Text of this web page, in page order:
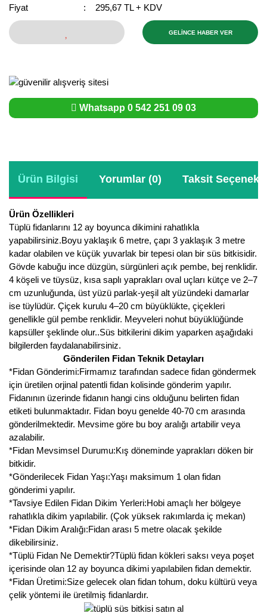
Fiyat
295,67 TL + KDV
GELİNCE HABER VER
Whatsapp 0 542 251 09 03
Ürün Bilgisi Yorumlar (0) Taksit
Ürün Özellikleri
Tüplü fidanlarını 12 ay boyunca dikimini rahatlıkla
yapabilirsiniz.Boyu yaklaşık 6 metre, çapı 3 yaklaşık 3 metre
kadar olabilen ve küçük yuvarlak bir tepesi olan bir süs bitkisidir.
Gövde kabuğu ince düzgün, sürgünleri açık pembe, bej renklidir.
4 köşeli ve tüysüz, kısa saplı yaprakları oval uçları kütçe ve 2–7
cm uzunluğunda, üst yüzü parlak-yeşil alt yüzündeki damarlar
ise tüylüdür. Çiçek kurulu 4–20 cm büyüklükte, çiçekleri
genellikle gül pembe renklidir. Meyveleri nohut büyüklüğünde
kapsüller şeklinde olur..Süs bitkilerini dikim yaparken aşağıdaki
bilgilerden faydalanabilirsiniz.
Gönderilen Fidan Teknik Detayları
*Fidan Gönderimi:Firmamız tarafından sadece fidan göndermek
için üretilen orjinal patentli fidan kolisinde gönderim yapılır.
Fidanının üzerinde fidanın hangi cins olduğunu belirten fidan
etiketi bulunmaktadır. Fidan boyu genelde 40-70 cm arasında
gönderilmektedir. Mevsime göre bu boy aralığı artabilir veya
azalabilir.
*Fidan Mevsimsel Durumu:Kış döneminde yaprakları döken bir
bitkidir.
*Gönderilecek Fidan Yaşı:Yaşı maksimum 1 olan fidan
gönderimi yapılır.
*Tavsiye Edilen Fidan Dikim Yerleri:Hobi amaçlı her bölgeye
rahatlıkla dikim yapılabilir. (Çok yüksek rakımlarda iç mekan)
*Fidan Dikim Aralığı:Fidan arası 5 metre olacak şekilde
dikebilirsiniz.
*Tüplü Fidan Ne Demektir?Tüplü fidan kökleri saksı veya poşet
içerisinde olan 12 ay boyunca dikimi yapılabilen fidan demektir.
*Fidan Üretimi:Size gelecek olan fidan tohum, doku kültürü veya
çelik yöntemi ile üretilmiş fidanlardır.